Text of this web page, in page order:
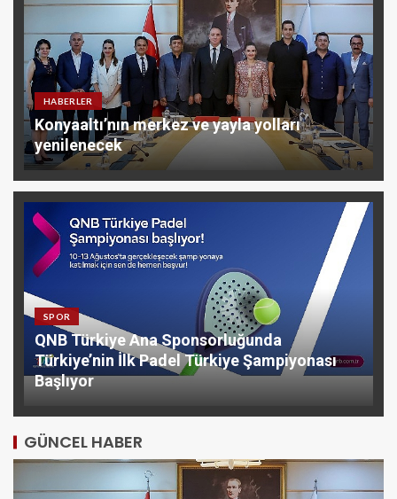
HABERLER
Konyaaltı’nın merkez ve yayla yolları
yenilenecek
SPOR
QNB Türkiye Ana Sponsorluğunda
Türkiye’nin İlk Padel Türkiye Şampiyonası
Başlıyor
GÜNCEL HABER